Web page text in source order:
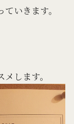
いきます。
します。